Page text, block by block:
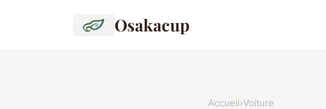
Osakacup
Accueil›Voiture